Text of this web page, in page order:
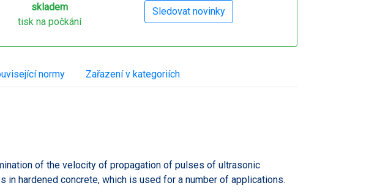
skladem
tisk na počkání
normy Zařazení v kategoriích
of the velocity of propagation of pulses of ultrasonic
hardened concrete, which is used for a number of applications.